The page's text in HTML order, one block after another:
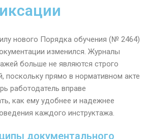
нового Порядка обучения (№ 2464)
изменился. Журналы
больше не являются строго
поскольку прямо в нормативном акте
работодатель вправе
как ему удобнее и надежнее
каждого инструктажа.
документального